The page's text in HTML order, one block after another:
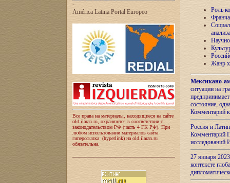
-
América Latina Portal Europeo
Все права на материалы, находящиеся на сайте
old.ilaran.ru, охраняются в соответствии с
законодательством РФ (часть 4 ГК РФ). При
любом использовании материалов сайта
гиперссылка (hyperlink) на old.ilaran.ru
обязательна.
Роль
анализа
Жанр
Мексикано-
ситуации на
состояние,
Комментарий
Россия и
Комментарий
27 января
контексте